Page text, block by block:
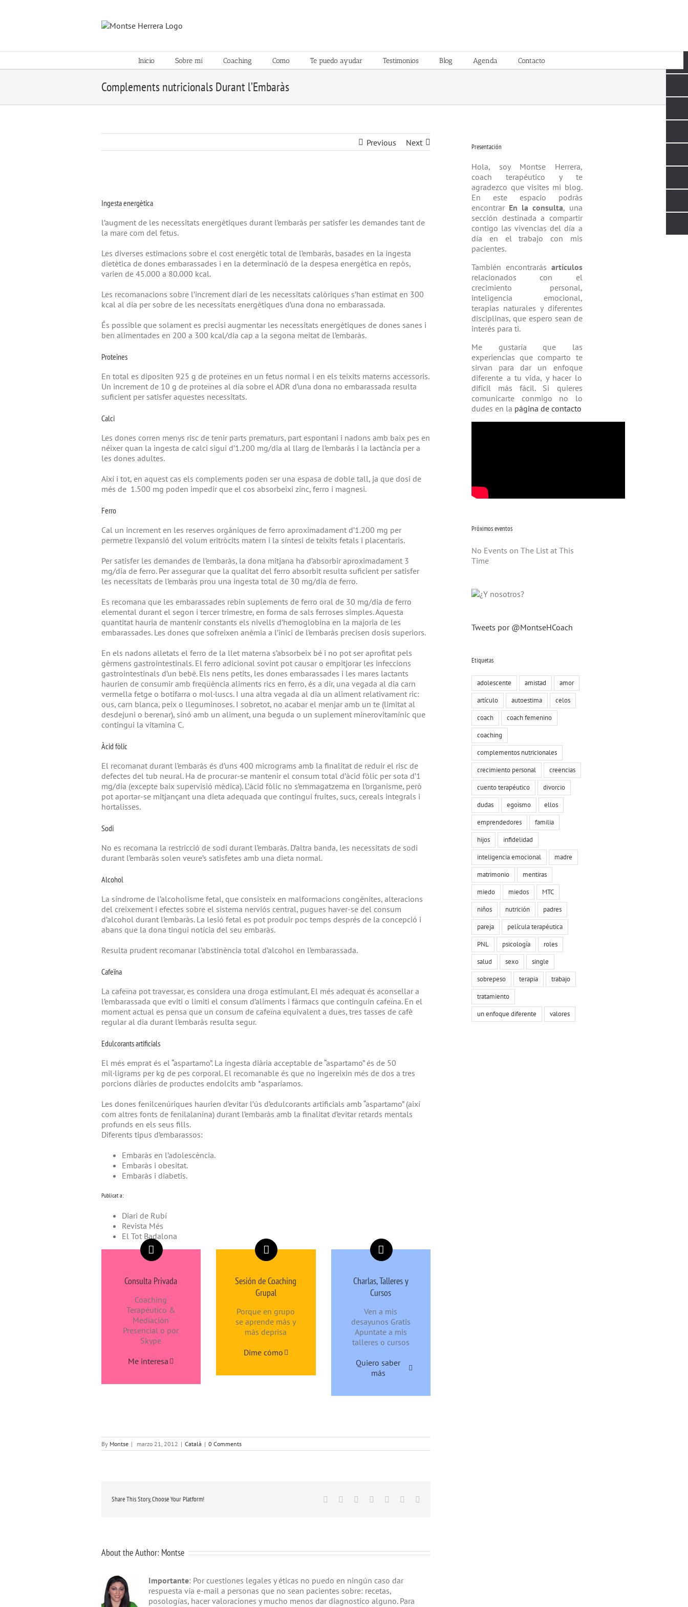
Inicio Sobre mí Coaching Como Te puedo ayudar Testimonios Blog Agenda Contacto
Complements nutricionals Durant l’Embaràs
Previous Next
Image
Ingesta energètica
l’augment de les necessitats energètiques durant l’embaràs per satisfer les demandes tant de
la mare com del fetus.
Les diverses estimacions sobre el cost energètic total de l’embaràs, basades en la ingesta
dietètica de dones embarassades i en la determinació de la despesa energètica en repòs,
varien de 45.000 a 80.000 kcal.
Les recomanacions sobre l’increment diari de les necessitats calòriques s’han estimat en 300
kcal al dia per sobre de les necessitats energètiques d’una dona no embarassada.
És possible que solament es precisi augmentar les necessitats energètiques de dones sanes i
ben alimentades en 200 a 300 kcal/dia cap a la segona meitat de l’embaràs.
Proteines
En total es dipositen 925 g de proteïnes en un fetus normal i en els teixits materns accessoris.
Un increment de 10 g de proteïnes al dia sobre el ADR d’una dona no embarassada resulta
suficient per satisfer aquestes necessitats.
Calci
Les dones corren menys risc de tenir parts prematurs, part espontani i nadons amb baix pes en
néixer quan la ingesta de calci sigui d’1.200 mg/dia al llarg de l’embaràs i la lactància per a
les dones adultes.
Així i tot, en aquest cas els complements poden ser una espasa de doble tall, ja que dosi de
més de 1.500 mg poden impedir que el cos absorbeixi zinc, ferro i magnesi.
Ferro
Cal un increment en les reserves orgàniques de ferro aproximadament d’1.200 mg per
permetre l’expansió del volum eritròcits matern i la síntesi de teixits fetals i placentaris.
Per satisfer les demandes de l’embaràs, la dona mitjana ha d’absorbir aproximadament 3
mg/dia de ferro. Per assegurar que la qualitat del ferro absorbit resulta suficient per satisfer
les necessitats de l’embaràs prou una ingesta total de 30 mg/dia de ferro.
Es recomana que les embarassades rebin suplements de ferro oral de 30 mg/dia de ferro
elemental durant el segon i tercer trimestre, en forma de sals ferroses simples. Aquesta
quantitat hauria de mantenir constants els nivells d’hemoglobina en la majoria de les
embarassades. Les dones que sofreixen anèmia a l’inici de l’embaràs precisen dosis superiors.
En els nadons alletats el ferro de la llet materna s’absorbeix bé i no pot ser aprofitat pels
gèrmens gastrointestinals. El ferro adicional sovint pot causar o empitjorar les infeccions
gastrointestinals d’un bebè. Els nens petits, les dones embarassades i les mares lactants
haurien de consumir amb freqüència aliments rics en ferro, és a dir, una vegada al dia carn
vermella fetge o botifarra o mol·luscs. I una altra vegada al dia un aliment relativament ric:
ous, carn blanca, peix o lleguminoses. I sobretot, no acabar el menjar amb un te (limitat al
desdejuni o berenar), sinó amb un aliment, una beguda o un suplement minerovitamínic que
contingui la vitamina C.
Àcid fòlic
El recomanat durant l’embaràs és d’uns 400 micrograms amb la finalitat de reduir el risc de
defectes del tub neural. Ha de procurar-se mantenir el consum total d’àcid fòlic per sota d’1
mg/dia (excepte baix supervisió mèdica). L’àcid fòlic no s’emmagatzema en l’organisme, però
pot aportar-se mitjançant una dieta adequada que contingui fruites, sucs, cereals integrals i
hortalisses.
Sodi
No es recomana la restricció de sodi durant l’embaràs. D’altra banda, les necessitats de sodi
durant l’embaràs solen veure’s satisfetes amb una dieta normal.
Alcohol
La síndrome de l’alcoholisme fetal, que consisteix en malformacions congènites, alteracions
del creixement i efectes sobre el sistema nerviós central, pugues haver-se del consum
d’alcohol durant l’embaràs. La lesió fetal es pot produir poc temps després de la concepció i
abans que la dona tingui notícia del seu embaràs.
Resulta prudent recomanar l’abstinència total d’alcohol en l’embarassada.
Cafeïna
La cafeïna pot travessar, es considera una droga estimulant. El més adequat és aconsellar a
l’embarassada que eviti o limiti el consum d’aliments i fàrmacs que continguin cafeïna. En el
moment actual es pensa que un consum de cafeïna equivalent a dues, tres tasses de cafè
regular al dia durant l’embaràs resulta segur.
Edulcorants artificials
El més emprat és el “aspartamo”. La ingesta diària acceptable de “aspartamo” és de 50
mil·ligrams per kg de pes corporal. El recomanable és que no ingereixin més de dos a tres
porcions diàries de productes endolcits amb *asparíamos.
Les dones fenilcenúriques haurien d’evitar l’ús d’edulcorants artificials amb “aspartamo” (així
com altres fonts de fenilalanina) durant l’embaràs amb la finalitat d’evitar retards mentals
profunds en els seus fills.
Diferents tipus d’embarassos:
Embaràs en l’adolescència.
Embaràs i obesitat.
Embaràs i diabetis.
Publicat a:
Diari de Rubí
Revista Més
El Tot Badalona
Consulta Privada
Coaching
Terapéutico &
Mediación
Presencial o por
Skype
Me interesa
Sesión de Coaching
Grupal
Porque en grupo
se aprende más y
más deprisa
Dime cómo
Charlas, Talleres y
Cursos
Ven a mis
desayunos Gratis
Apuntate a mis
talleres o cursos
Quiero saber
más
By Montse | marzo 21, 2012 | Català | 0 Comments
Share This Story, Choose Your Platform! Facebook
TwitterLinkedinGoogle+
TumblrPinterest
About the Author: Montse
Importante: Por cuestiones legales y éticas no puedo en ningún caso dar
respuesta vía e-mail a personas que no sean pacientes sobre: recetas,
posologías, hacer valoraciones y mucho menos dar diagnostico alguno. Para
Presentación
Hola, soy Montse Herrera,
coach tera­péutico y te
agradezco que visites mi blog.
En este espacio podrás
encontrar En la consulta, una
sección destinada a compartir
contigo las vivencias del día a
día en el trabajo con mis
pacientes.
También encontrarás artículos
relacio­nados con el
crecimiento personal,
inteligencia emocional,
terapias natu­rales y diferentes
disciplinas, que espero sean de
interés para ti.
Me gustaría que las
experiencias que comparto te
sirvan para dar un enfoque
diferente a tu vida, y hacer lo
difícil más fácil. Si quieres
comunicarte conmigo no lo
dudes en la página de contacto
Próximos eventos
No Events on The List at This
Time
Tweets por @MontseHCoach
Etiquetas
adolescente amistad
amor
artículo
autoestima
celos
coach
coach femenino
coaching
complementos nutricionales
crecimiento personal
creencias
cuento terapéutico
divorcio
dudas
egoismo
ellos
emprendedores
familia
hijos
infidelidad
inteligencia emocional
madre
matrimonio
mentiras
miedo
miedos
MTC
niños
nutrición
padres
pareja
película terapéutica
PNL
psicología
roles
salud
sexo
single
sobrepeso
terapia
trabajo
tratamiento
un enfoque diferente
valores